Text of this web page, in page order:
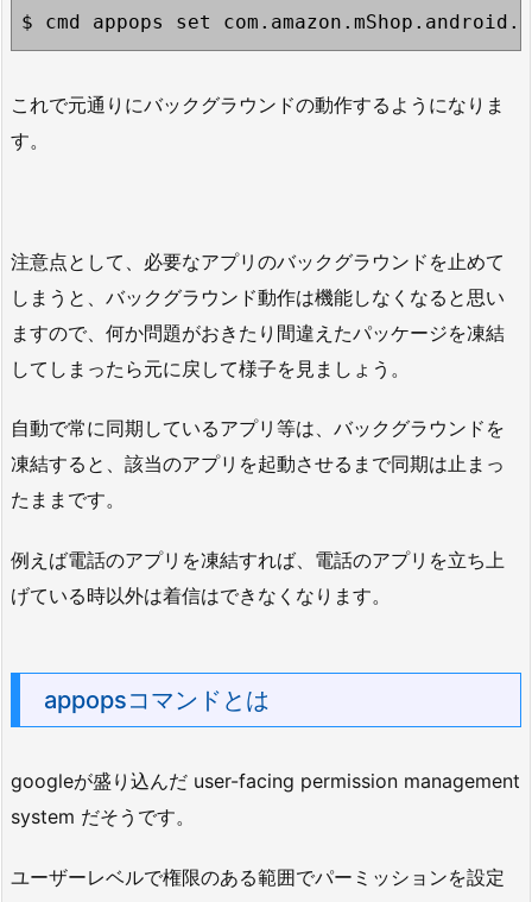
$ cmd appops set
これで元通りにバックグラウンドの動作するようになりま
す。
注意点として、必要なアプリのバックグラウンドを止めて
しまうと、バックグラウンド動作は機能しなくなると思い
ますので、何か問題がおきたり間違えたパッケージを凍結
してしまったら元に戻して様子を見ましょう。
自動で常に同期しているアプリ等は、バックグラウンドを
凍結すると、該当のアプリを起動させるまで同期は止まっ
たままです。
例えば電話のアプリを凍結すれば、電話のアプリを立ち上
げている時以外は着信はできなくなります。
appopsコマンドとは
googleが盛り込んだ user-facing permission management
system だそうです。
ユーザーレベルで権限のある範囲でパーミッションを設定